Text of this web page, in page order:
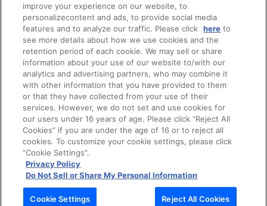
利用規約 特定商取引法に基づく表示 プライバシーポリシー
プライバシーオプション 会社概要
ご利用情報
ご利用ガイド サイトマップ お問い合わせ
Do Not Sell or Share My Personal Information
会員メニュー
ログイン 会員規約 新規会員登録
その他のご案内
公式X バンダイナムコフィルムワークス
© Bandai Namco Filmworks Inc. All Rights Reserved.
improve your experience on our website, to
personalizecontent and ads, to provide social media
features and to analyze our traffic. Please click here to
see more details about how we use cookies and the
retention period of each cookie. We may sell or share
information about your use of our website to/with our
analytics and advertising partners, who may combine it
with other information that you have provided to them
or that they have collected from your use of their
services. However, we do not set and use cookies for
our users under 16 years of age. Please click “Reject All
Cookies” if you are under the age of 16 or to reject all
cookies. To customize your cookie settings, please click
“Cookie Settings”.
Privacy Policy
Do Not Sell or Share My Personal Information
Cookie Settings Reject All Cookies